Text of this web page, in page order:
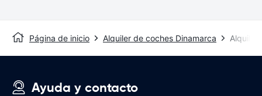
Página de inicio Alquiler de coches Dinamarca Alquiler
Ayuda y contacto